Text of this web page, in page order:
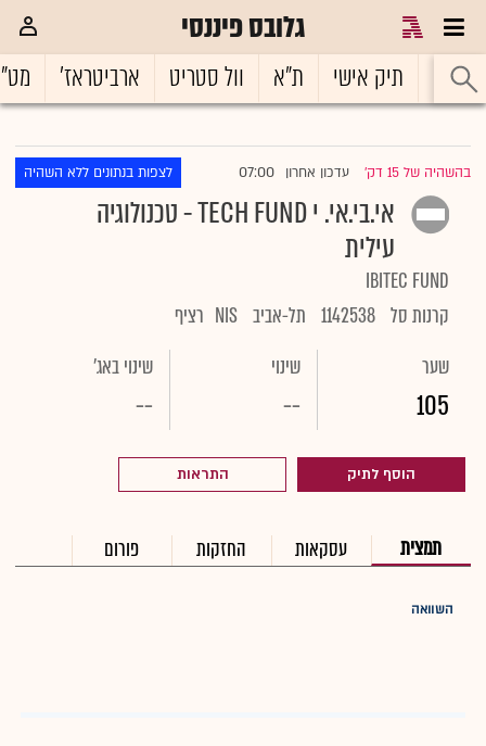
גלובס פיננסי
ראשי תיק אישי ת"א וול סטריט ארביטראז'
בהשהיה של 15 דק' |עדכון אחרון 07:00 לצפות בנתונים ללא השהיה
אי.בי.אי. י TECH FUND - טכנולוגיה
עילית
IBITEC FUND
קרנות סל 1142538 תל-אביב NIS רציף
שער
105
שינוי
--
שינוי באג'
--
הוסף לתיק התראות
תמצית עסקאות החזקות פורום
השוואה